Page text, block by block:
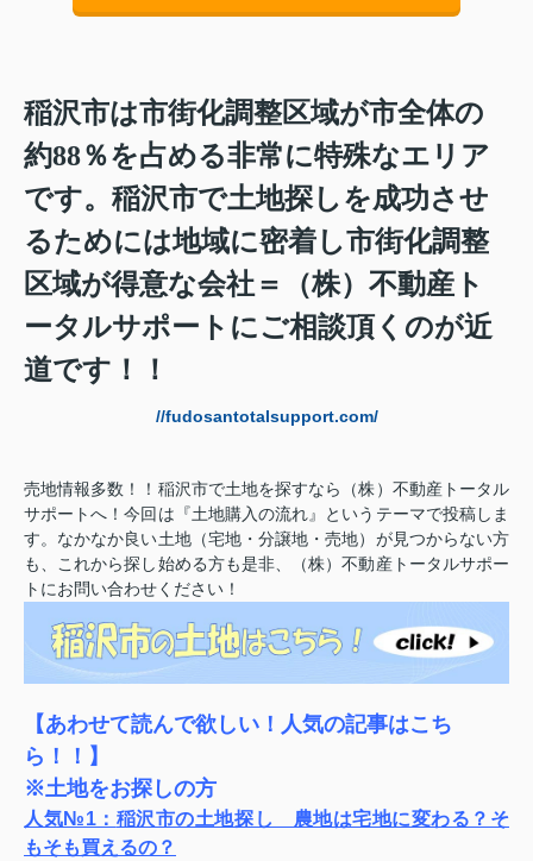
稲沢市は市街化調整区域が市全体の
約88％を占める非常に特殊なエリア
です。稲沢市で土地探しを成功させ
るためには地域に密着し市街化調整
区域が得意な会社＝（株）不動産ト
ータルサポートにご相談頂くのが近
道です！！
//fudosantotalsupport.com/
売地情報多数！！稲沢市で土地を探すなら（株）不動産トータル
サポートへ！今回は『土地購入の流れ』というテーマで投稿しま
す。なかなか良い土地（宅地・分譲地・売地）が見つからない方
も、これから探し始める方も是非、（株）不動産トータルサポー
トにお問い合わせください！
【あわせて読んで欲しい！人気の記事はこち
ら！！】
※土地をお探しの方
人気№1： 稲沢市の土地探し 農地は宅地に変わる？そ
もそも買えるの？